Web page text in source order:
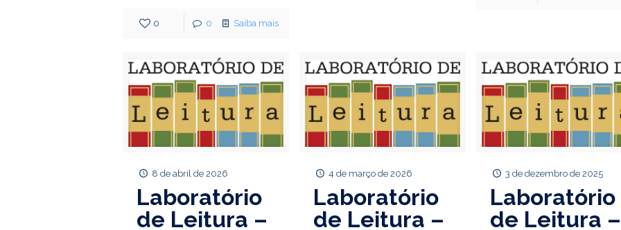
0 0 Saiba mais
8 de abril de 2026
Laboratório
de Leitura –
4 de março de 2026
Laboratório
de Leitura –
3 de dezembro de 2025
Laboratório
de Leitura –